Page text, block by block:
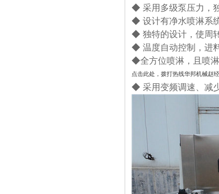
◆ 采用多级泵压力，
◆ 设计有净水喷淋系
◆ 独特的设计，使周
◆ 温度自动控制，进
◆全方位喷淋，且喷
点击此处，拨打热线华邦机械赵
◆ 采用变频调速、减